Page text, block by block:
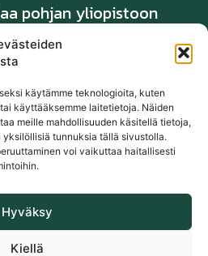
käytämme teknologioita, kuten
käyttääksemme laitetietoja. Näiden
meille mahdollisuuden käsitellä tietoja,
tunnuksia tällä sivustolla.
voi vaikuttaa haitallisesti
Hyväksy
Kiellä
pohjan yliopistoon
SANAKIRJA
kunnostus — näillä